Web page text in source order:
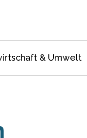
& Umwelt